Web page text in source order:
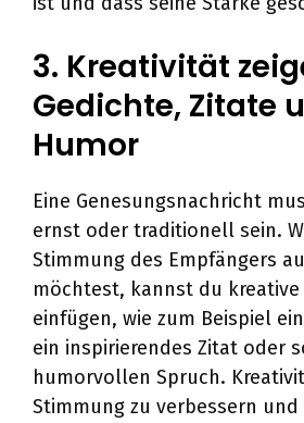
3. Kreativität
Gedichte, Zitate
Humor
Eine Genesungsnachricht
ernst oder traditionell sein.
Stimmung des Empfängers
möchtest, kannst du kreative
einfügen, wie zum Beispiel
ein inspirierendes Zitat oder
humorvollen Spruch.
Stimmung zu verbessern